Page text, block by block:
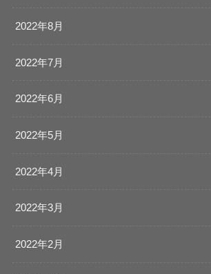
2022年8月
2022年7月
2022年6月
2022年5月
2022年4月
2022年3月
2022年2月